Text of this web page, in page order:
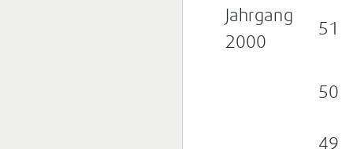
Jahrgang
2000
51
50
49